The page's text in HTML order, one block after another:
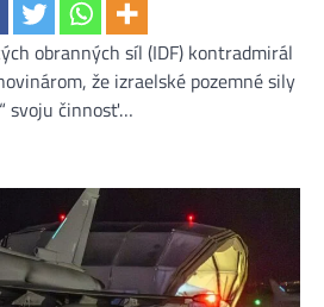
obranných síl (IDF) kontradmirál
že izraelské pozemné sily
svoju činnosť…